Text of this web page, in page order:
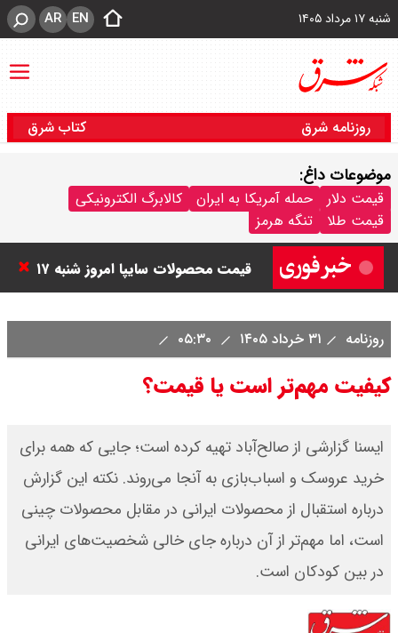
شنبه ۱۷ مرداد ۱۴۰۵ EN
AR
روزنامه شرق کتاب شرق
موضوعات داغ:
قیمت دلار حمله آمریکا به ایران
کالابرگ الکترونیکی
قیمت طلا
تنگه هرمز
قیمت خودرو امروز شنبه ۱۷ مرداد
۱۴۰۵/ کاهش ۱۰۵ میلیون تومانی
قیمت کوییک
قیمت محصولات سایپا امروز شنبه ۱۷
جدول
قیمت محصولات ایران خودرو امروز
+ جدول
ثبت نام سایپا از امروز ۱۷ مرداد ۱۴۰۵
آغاز شد / خرید کوییک با پیش
روزنامه ۳۱ خرداد ۱۴۰۵
کیفیت مهم‌تر است یا قیمت؟
ایسنا گزارشی از صالح‌آباد تهیه کرده است؛ جایی که همه برای
خرید عروسک و اسباب‌بازی به آنجا می‌روند. نکته این گزارش
درباره استقبال از محصولات ایرانی در مقابل محصولات چینی
است، اما مهم‌تر از آن درباره جای خالی شخصیت‌های ایرانی
در بین کودکان است.